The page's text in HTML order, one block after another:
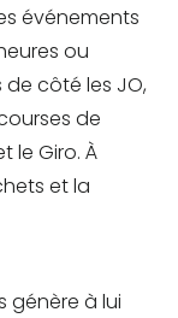
événements
ou
côté les JO,
de
le Giro. À
et la
génère à lui